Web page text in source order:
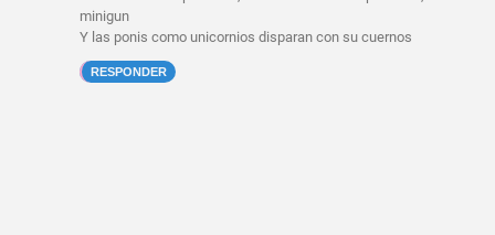
minigun
Y las ponis como unicornios disparan con su cuernos
RESPONDER